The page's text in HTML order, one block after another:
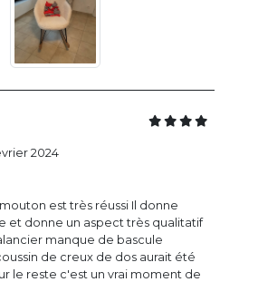
est très réussi Il donne
et donne un aspect très qualitatif
manque de bascule
de creux de dos aurait été
le reste c'est un vrai moment de
2024